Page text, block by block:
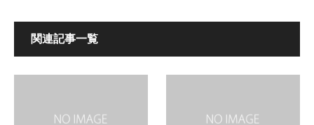
関連記事一覧